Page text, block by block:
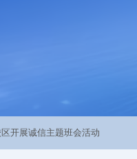
开展诚信主题班会活动